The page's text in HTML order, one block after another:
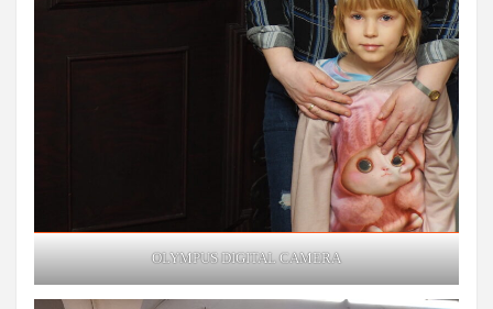
OLYMPUS DIGITAL CAMERA